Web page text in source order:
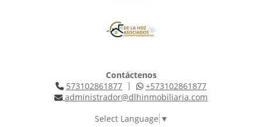
Contáctenos
573102861877 |
+573102861877
administrador@dlhinmobiliaria.com
Select Language ▼